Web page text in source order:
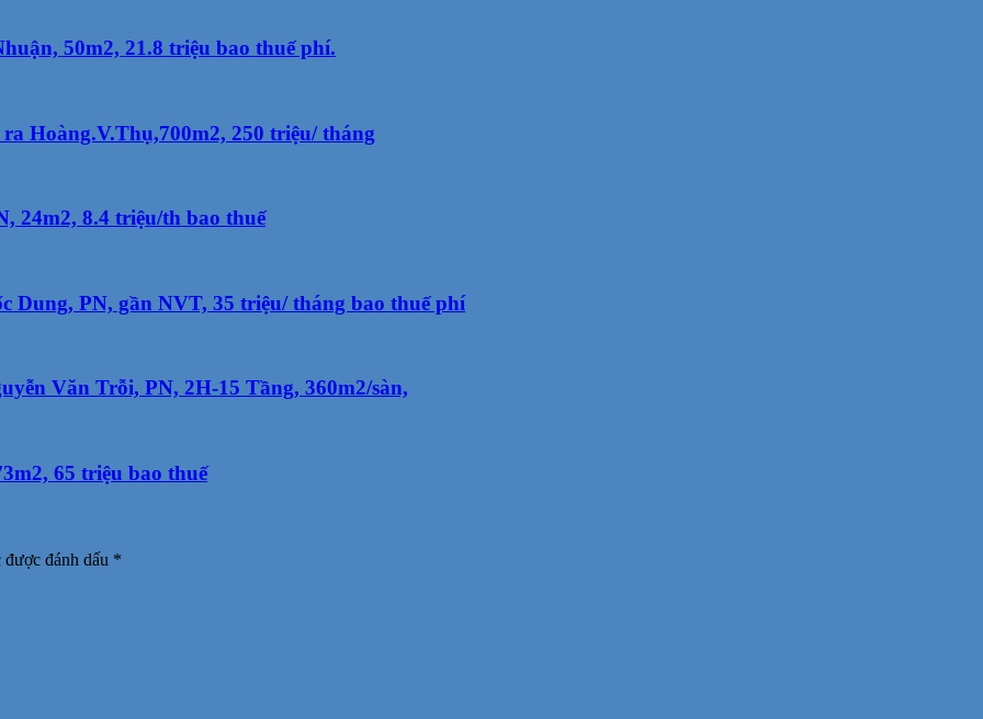
50m2, 21.8 triệu bao thuế phí.
Hoàng.V.Thụ,700m2, 250 triệu/ tháng
24m2, 8.4 triệu/th bao thuế
Dung, PN, gần NVT, 35 triệu/ tháng bao thuế phí
Văn Trỗi, PN, 2H-15 Tầng, 360m2/sàn,
65 triệu bao thuế
đánh dấu *